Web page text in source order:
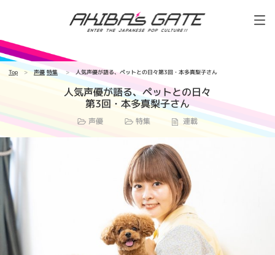
Top 声優 特集 人気声優が語る、ペットとの日々第3回・本多真梨子さん
人気声優が語る、ペットとの日々
第3回・本多真梨子さん
声優 特集 連載